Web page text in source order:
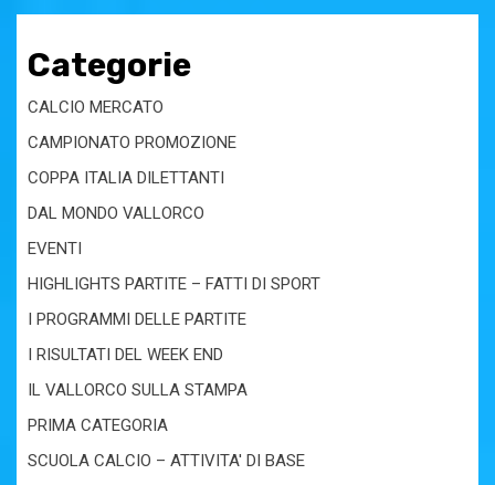
Categorie
CALCIO MERCATO
CAMPIONATO PROMOZIONE
COPPA ITALIA DILETTANTI
DAL MONDO VALLORCO
EVENTI
HIGHLIGHTS PARTITE – FATTI DI SPORT
I PROGRAMMI DELLE PARTITE
I RISULTATI DEL WEEK END
IL VALLORCO SULLA STAMPA
PRIMA CATEGORIA
SCUOLA CALCIO – ATTIVITA' DI BASE